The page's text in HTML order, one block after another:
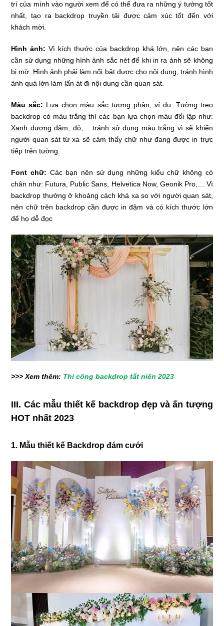
trí của mình vào người xem để có thể đưa ra những ý tưởng tốt
nhất, tạo ra backdrop truyền tải được cảm xúc tốt đến với
khách mời.
Hình ảnh: Vì kích thước của backdrop khá lớn, nên các bạn
cần sử dụng những hình ảnh sắc nét để khi in ra ảnh sẽ không
bị mờ. Hình ảnh phải làm nổi bật được cho nội dung, tránh hình
ảnh quá lớn làm lấn át đi nội dung cần quan sát.
Màu sắc: Lựa chọn màu sắc tương phản, ví dụ: Tường treo
backdrop có màu trắng thì các bạn lựa chọn màu đối lập như:
Xanh dương đậm, đỏ,… tránh sử dụng màu trắng vì sẽ khiến
người quan sát từ xa sẽ cảm thấy chữ như đang được in trực
tiếp trên tường.
Font chữ: Các bạn nên sử dụng những kiểu chữ không có
chân như: Futura, Public Sans, Helvetica Now, Geonik Pro,… Vì
backdrop thường ở khoảng cách khá xa so với người quan sát,
nên chữ trên backdrop cần được in đậm và có kích thước lớn
để họ dễ đọc
>>> Xem thêm: Thi công backdrop tất niên 2023
III. Các mẫu thiết kế backdrop đẹp và ấn tượng
HOT nhất 2023
1. Mẫu thiết kế Backdrop đám cưới